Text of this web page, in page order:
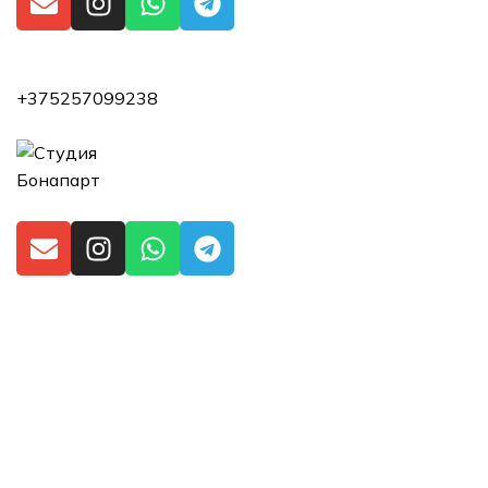
+375257099238